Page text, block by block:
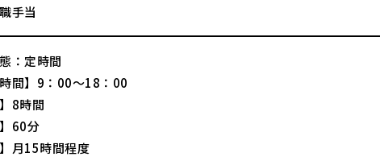
手当
：定時間
時間】9：00～18：00
】8時間
】60分
】月15時間程度